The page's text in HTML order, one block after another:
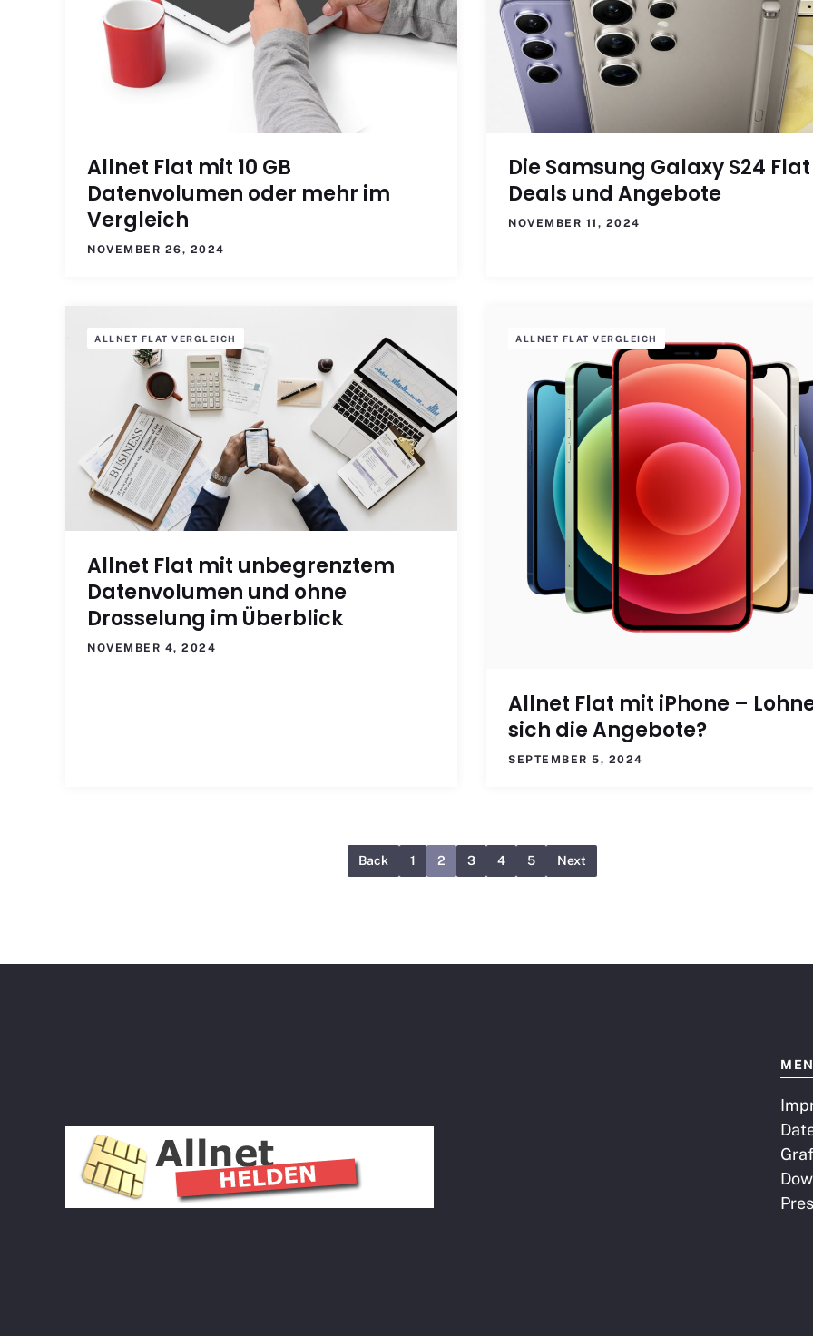
Allnet Flat mit 10 GB
Datenvolumen oder mehr im
Vergleich
NOVEMBER 26, 2024
Die Samsung Galaxy S24 Flat
Deals und Angebote
NOVEMBER 11, 2024
ALLNET FLAT VERGLEICH
Allnet Flat mit unbegrenztem
Datenvolumen und ohne
Drosselung im Überblick
NOVEMBER 4, 2024
ALLNET FLAT VERGLEICH
Allnet Flat mit iPhone –
sich die Angebote?
SEPTEMBER 5, 2024
Back 1 2 3 4 5 Next